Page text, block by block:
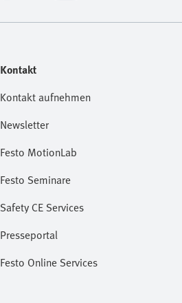
Kontakt
Kontakt aufnehmen
Newsletter
Festo MotionLab
Festo Seminare
Safety CE Services
Presseportal
Festo Online Services